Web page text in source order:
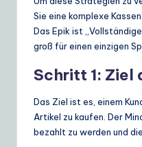
Sie eine komplexe
Das Epik ist
groß für einen einzigen
Schritt 1: Ziel
Das Ziel ist es, einem
Artikel zu kaufen. Der
bezahlt zu werden und